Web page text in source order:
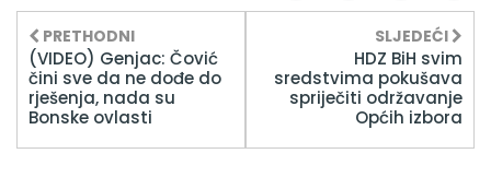
PRETHODNI
(VIDEO) Genjac: Čović
čini sve da ne dođe do
rješenja, nada su
Bonske ovlasti
SLJEDEĆI
HDZ BiH svim
sredstvima pokušava
spriječiti održavanje
Općih izbora